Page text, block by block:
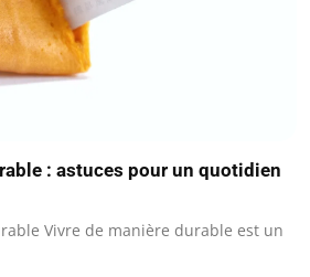
: astuces pour un quotidien
Vivre de manière durable est un